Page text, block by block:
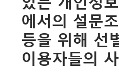
에서의 설문
등을 위해 선
이용자들의